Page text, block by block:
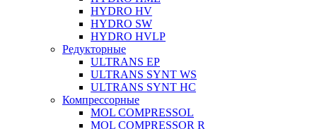
HYDRO HV
HYDRO SW
HYDRO HVLP
Редукторные
ULTRANS EP
ULTRANS SYNT WS
ULTRANS SYNT HC
Компрессорные
MOL COMPRESSOL
MOL COMPRESSOR R